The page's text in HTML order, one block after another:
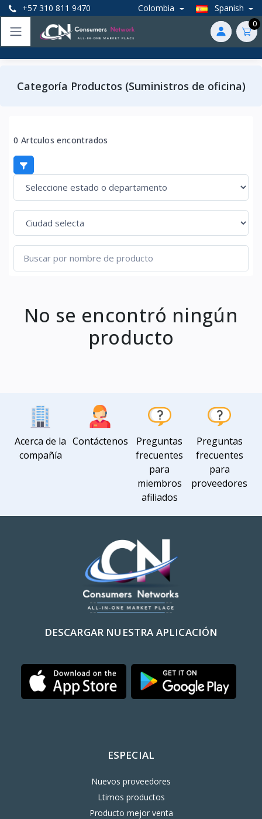
+57 310 811 9470 Colombia Spanish
0
Categoría Productos (Suministros de oficina)
0 Artculos encontrados
No se encontró ningún
producto
Acerca de la
compañía
Contáctenos
Preguntas
frecuentes
para
miembros
afiliados
Preguntas
frecuentes
para
proveedores
DESCARGAR NUESTRA APLICACIÓN
ESPECIAL
Nuevos proveedores
Ltimos productos
Producto mejor venta